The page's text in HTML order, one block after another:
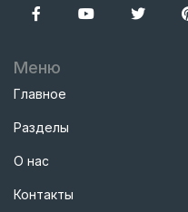
Меню
Главное
Разделы
О нас
Контакты